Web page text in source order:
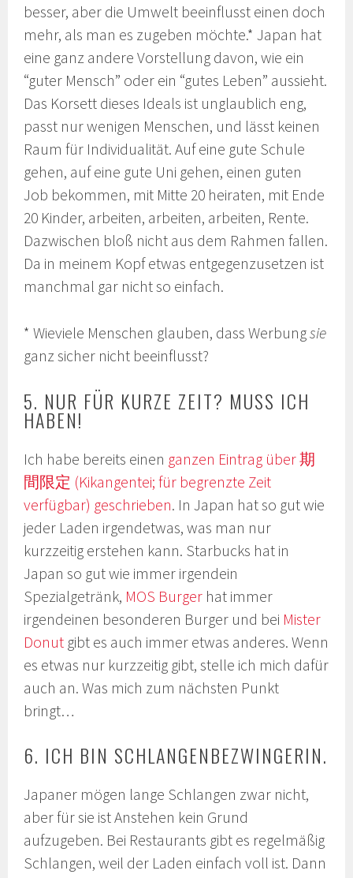
besser, aber die Umwelt beeinflusst einen doch
mehr, als man es zugeben möchte.* Japan hat
eine ganz andere Vorstellung davon, wie ein
“guter Mensch” oder ein “gutes Leben” aussieht.
Das Korsett dieses Ideals ist unglaublich eng,
passt nur wenigen Menschen, und lässt keinen
Raum für Individualität. Auf eine gute Schule
gehen, auf eine gute Uni gehen, einen guten
Job bekommen, mit Mitte 20 heiraten, mit Ende
20 Kinder, arbeiten, arbeiten, arbeiten, Rente.
Dazwischen bloß nicht aus dem Rahmen fallen.
Da in meinem Kopf etwas entgegenzusetzen ist
manchmal gar nicht so einfach.
* Wieviele Menschen glauben, dass Werbungsie
ganz sicher nicht beeinflusst?
5. NUR FÜR KURZE ZEIT? MUSS ICH
HABEN!
Ich habe bereits einen ganzen Eintrag über 期
間限定 (Kikangentei; für begrenzte Zeit
verfügbar) geschrieben. In Japan hat so gut wie
jeder Laden irgendetwas, was man nur
kurzzeitig erstehen kann. Starbucks hat in
Japan so gut wie immer irgendein
Spezialgetränk, MOS Burger hat immer
irgendeinen besonderen Burger und bei Mister
Donut gibt es auch immer etwas anderes. Wenn
es etwas nur kurzzeitig gibt, stelle ich mich dafür
auch an. Was mich zum nächsten Punkt
bringt…
6. ICH BIN SCHLANGENBEZWINGERIN.
Japaner mögen lange Schlangen zwar nicht,
aber für sie ist Anstehen kein Grund
aufzugeben. Bei Restaurants gibt es regelmäßig
Schlangen, weil der Laden einfach voll ist. Dann